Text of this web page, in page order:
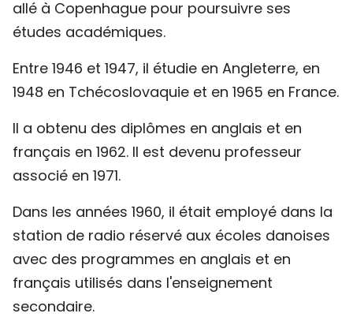
allé à Copenhague pour poursuivre ses
études académiques.
Entre 1946 et 1947, il étudie en Angleterre, en
1948 en Tchécoslovaquie et en 1965 en France.
Il a obtenu des diplômes en anglais et en
français en 1962. Il est devenu professeur
associé en 1971.
Dans les années 1960, il était employé dans la
station de radio réservé aux écoles danoises
avec des programmes en anglais et en
français utilisés dans l'enseignement
secondaire.